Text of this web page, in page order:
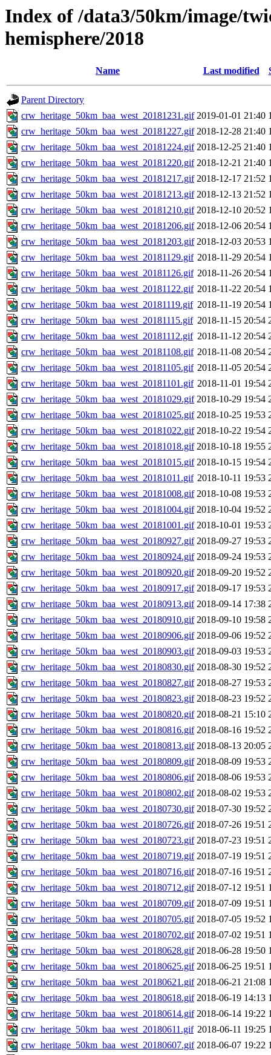
Index of /data3/50km/image/
hemisphere/2018
Name Last modified
Parent Directory
crw_heritage_50km_baa_west_20181231.gif 2019-01-01 21:40
crw_heritage_50km_baa_west_20181227.gif 2018-12-28 21:40
crw_heritage_50km_baa_west_20181224.gif 2018-12-25 21:40
crw_heritage_50km_baa_west_20181220.gif 2018-12-21 21:40
crw_heritage_50km_baa_west_20181217.gif 2018-12-17 21:52
crw_heritage_50km_baa_west_20181213.gif 2018-12-13 21:52
crw_heritage_50km_baa_west_20181210.gif 2018-12-10 20:52
crw_heritage_50km_baa_west_20181206.gif 2018-12-06 20:54
crw_heritage_50km_baa_west_20181203.gif 2018-12-03 20:53
crw_heritage_50km_baa_west_20181129.gif 2018-11-29 20:54
crw_heritage_50km_baa_west_20181126.gif 2018-11-26 20:54
crw_heritage_50km_baa_west_20181122.gif 2018-11-22 20:54
crw_heritage_50km_baa_west_20181119.gif 2018-11-19 20:54
crw_heritage_50km_baa_west_20181115.gif 2018-11-15 20:54
crw_heritage_50km_baa_west_20181112.gif 2018-11-12 20:54
crw_heritage_50km_baa_west_20181108.gif 2018-11-08 20:54
crw_heritage_50km_baa_west_20181105.gif 2018-11-05 20:54
crw_heritage_50km_baa_west_20181101.gif 2018-11-01 19:54
crw_heritage_50km_baa_west_20181029.gif 2018-10-29 19:54
crw_heritage_50km_baa_west_20181025.gif 2018-10-25 19:53
crw_heritage_50km_baa_west_20181022.gif 2018-10-22 19:54
crw_heritage_50km_baa_west_20181018.gif 2018-10-18 19:55
crw_heritage_50km_baa_west_20181015.gif 2018-10-15 19:54
crw_heritage_50km_baa_west_20181011.gif 2018-10-11 19:53
crw_heritage_50km_baa_west_20181008.gif 2018-10-08 19:53
crw_heritage_50km_baa_west_20181004.gif 2018-10-04 19:52
crw_heritage_50km_baa_west_20181001.gif 2018-10-01 19:53
crw_heritage_50km_baa_west_20180927.gif 2018-09-27 19:53
crw_heritage_50km_baa_west_20180924.gif 2018-09-24 19:53
crw_heritage_50km_baa_west_20180920.gif 2018-09-20 19:52
crw_heritage_50km_baa_west_20180917.gif 2018-09-17 19:53
crw_heritage_50km_baa_west_20180913.gif 2018-09-14 17:38
crw_heritage_50km_baa_west_20180910.gif 2018-09-10 19:58
crw_heritage_50km_baa_west_20180906.gif 2018-09-06 19:52
crw_heritage_50km_baa_west_20180903.gif 2018-09-03 19:53
crw_heritage_50km_baa_west_20180830.gif 2018-08-30 19:52
crw_heritage_50km_baa_west_20180827.gif 2018-08-27 19:53
crw_heritage_50km_baa_west_20180823.gif 2018-08-23 19:52
crw_heritage_50km_baa_west_20180820.gif 2018-08-21 15:10
crw_heritage_50km_baa_west_20180816.gif 2018-08-16 19:52
crw_heritage_50km_baa_west_20180813.gif 2018-08-13 20:05
crw_heritage_50km_baa_west_20180809.gif 2018-08-09 19:53
crw_heritage_50km_baa_west_20180806.gif 2018-08-06 19:53
crw_heritage_50km_baa_west_20180802.gif 2018-08-02 19:53
crw_heritage_50km_baa_west_20180730.gif 2018-07-30 19:52
crw_heritage_50km_baa_west_20180726.gif 2018-07-26 19:51
crw_heritage_50km_baa_west_20180723.gif 2018-07-23 19:51
crw_heritage_50km_baa_west_20180719.gif 2018-07-19 19:51
crw_heritage_50km_baa_west_20180716.gif 2018-07-16 19:51
crw_heritage_50km_baa_west_20180712.gif 2018-07-12 19:51
crw_heritage_50km_baa_west_20180709.gif 2018-07-09 19:51
crw_heritage_50km_baa_west_20180705.gif 2018-07-05 19:52
crw_heritage_50km_baa_west_20180702.gif 2018-07-02 19:51
crw_heritage_50km_baa_west_20180628.gif 2018-06-28 19:50
crw_heritage_50km_baa_west_20180625.gif 2018-06-25 19:51
crw_heritage_50km_baa_west_20180621.gif 2018-06-21 21:08
crw_heritage_50km_baa_west_20180618.gif 2018-06-19 14:13
crw_heritage_50km_baa_west_20180614.gif 2018-06-14 19:22
crw_heritage_50km_baa_west_20180611.gif 2018-06-11 19:25
crw_heritage_50km_baa_west_20180607.gif 2018-06-07 19:22